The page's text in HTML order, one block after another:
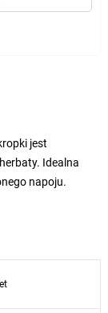
jest
Idealna
napoju.